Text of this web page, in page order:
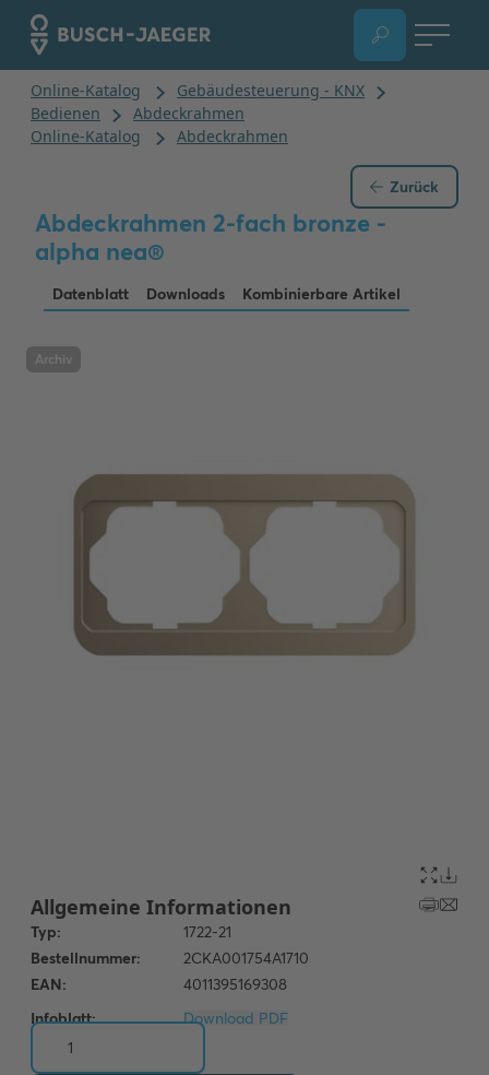
Zurück
Abdeckrahmen 2-fach bronze -
alpha nea®
Datenblatt Downloads Kombinierbare Artikel
Archiv
Infoblatt: Download PDF